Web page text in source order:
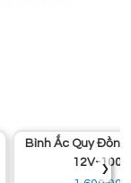
Đồng Nai N100
›